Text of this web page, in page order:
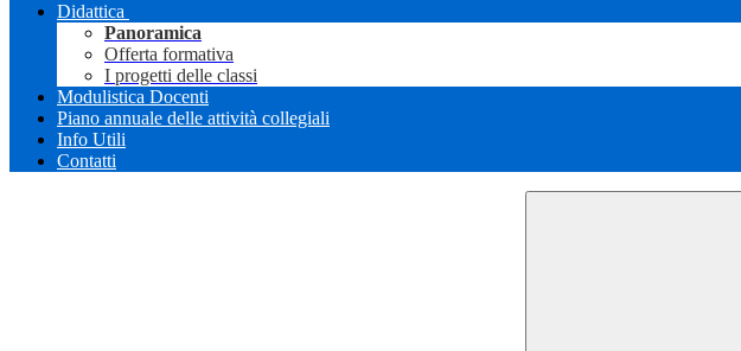
Didattica
Panoramica
Offerta formativa
I progetti delle classi
Modulistica Docenti
Piano annuale delle attività collegiali
Info Utili
Contatti